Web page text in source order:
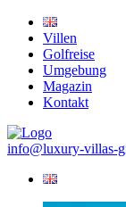
Villen
Golfreise
Umgebung
Magazin
Kontakt
info@luxury-villas-